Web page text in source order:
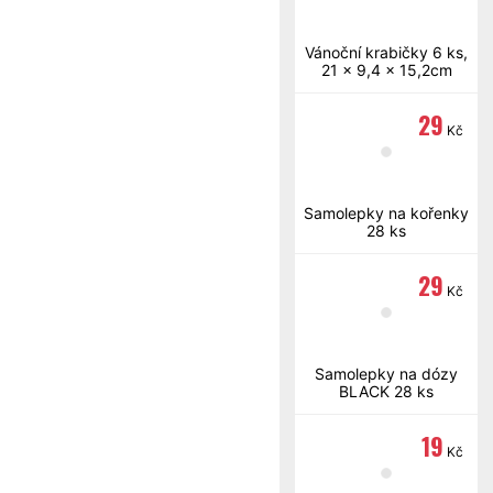
Vánoční krabičky 6 ks,
21 x 9,4 x 15,2cm
29 Kč
Samolepky na kořenky
28 ks
29 Kč
Samolepky na dózy
BLACK 28 ks
19 Kč